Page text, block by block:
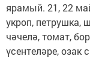
ярамый. 21, 22
укроп, петрушка,
чәчелә, томат,
үсентеләре, озак